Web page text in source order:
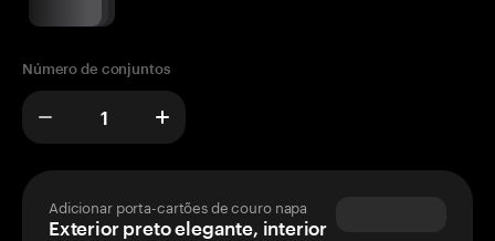
Número de conjuntos
Adicionar porta-cartões de couro napa
Exterior preto elegante, interior